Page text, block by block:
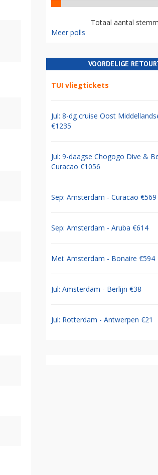
Totaal aantal
Meer polls
VOORDELIGE
TUI vliegtickets
Jul: 8-dg cruise Oost
€1235
Jul: 9-daagse Chogogo Dive &
Curacao €1056
Sep: Amsterdam - Curacao €569
Sep: Amsterdam - Aruba €614
Mei: Amsterdam - Bonaire €594
Jul: Amsterdam - Berlijn €38
Jul: Rotterdam - Antwerpen €21